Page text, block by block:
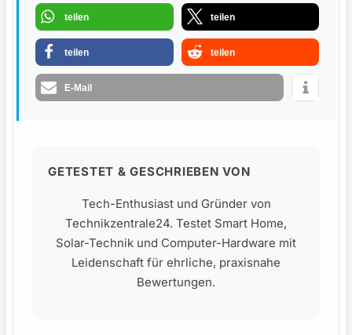
teilen teilen
teilen teilen
E-Mail
GETESTET & GESCHRIEBEN VON
Tech-Enthusiast und Gründer von
Technikzentrale24. Testet Smart Home,
Solar-Technik und Computer-Hardware mit
Leidenschaft für ehrliche, praxisnahe
Bewertungen.